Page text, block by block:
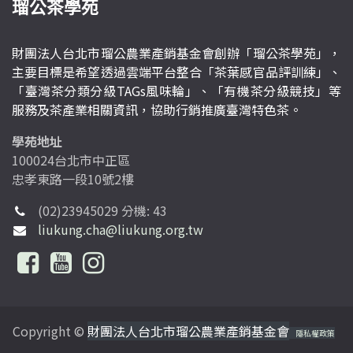
瑠公茶學苑
財團法人台北市瑠公農業產銷基金會創辦「瑠公茶學苑」，
主要目標是希望透過雲端平台整合「茶葉感官品評訓練」、
「臺灣茶分類分級TAGs風味輪」、「有機茶分級競技」等
服務及茶產業相關資訊，協助行銷推廣臺灣特色茶。
學苑地址
100024台北市中正區
忠孝東路一段10號2樓
(02)23945029 分機: 43
liukung.cha@liukung.org.tw
Copyright © 財團法人台北市瑠公農業產銷基金會 隱私權政策